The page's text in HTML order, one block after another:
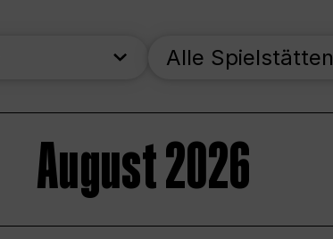
Alle Spielstätten
August 2026